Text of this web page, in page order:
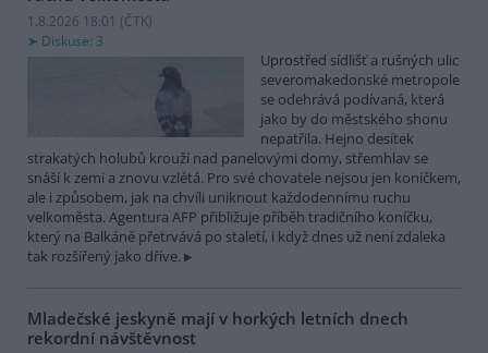
1.8.2026 18:01 (ČTK)
Diskuse: 3
Uprostřed sídlišť a rušných ulic
severomakedonské metropole
se odehrává podívaná, která
jako by do městského shonu
nepatřila. Hejno desítek
strakatých holubů krouží nad panelovými domy, střemhlav se
snáší k zemi a znovu vzlétá. Pro své chovatele nejsou jen koníčkem,
ale i způsobem, jak na chvíli uniknout každodennímu ruchu
velkoměsta. Agentura AFP přibližuje příběh tradičního koníčku,
který na Balkáně přetrvává po staletí, i když dnes už není zdaleka
tak rozšířený jako dříve.
Mladečské jeskyně mají v horkých letních dnech
rekordní návštěvnost